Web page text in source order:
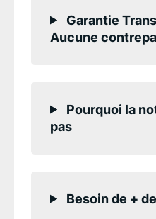
Garantie
Aucune
Pourquoi la
pas
Besoin de +